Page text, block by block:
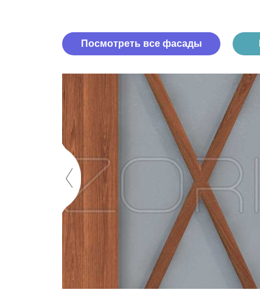
Посмотреть все фасады